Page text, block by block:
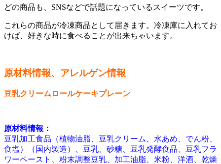
どの商品も、SNSなどで話題になっているスイーツです。
これらの商品が冷凍商品として届きます。冷凍庫に入れてお
けば、好きな時に食べることが出来ちゃいます。
原材料情報、アレルゲン情報
豆乳クリームロールケーキプレーン
原材料情報：
豆乳加工食品（植物油脂、豆乳クリーム、水あめ、でん粉、
食塩）（国内製造）、豆乳、砂糖、豆乳発酵食品、豆乳フラ
ワーペースト、粉末調整豆乳、加工油脂、米粉、洋酒、乾燥